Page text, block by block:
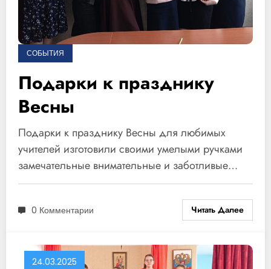
СОБЫТИЯ
Подарки к празднику
Весны
Подарки к празднику Весны для любимых
учителей изготовили своими умелыми ручками
замечательные внимательные и заботливые…
0 Комментарии Читать Далее
24.03.2025